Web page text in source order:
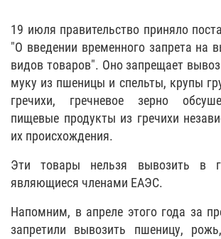
19 июля правительство приняло
"О введении временного запрета на
видов товаров". Оно запрещает
муку из пшеницы и спельты, крупы
гречихи, гречневое зерно
пищевые продукты из гречихи
их происхождения.
Эти товары нельзя вывозить в
являющиеся членами ЕАЭС.
Напомним, в апреле этого года за
запретили вывозить пшеницу,